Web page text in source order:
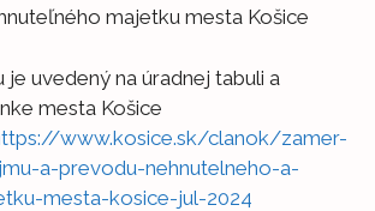
majetku mesta Košice
uvedený na úradnej tabuli a
mesta Košice
www.kosice.sk/clanok/zamer-
a-prevodu-nehnutelneho-a-
mesta-kosice-jul-2024